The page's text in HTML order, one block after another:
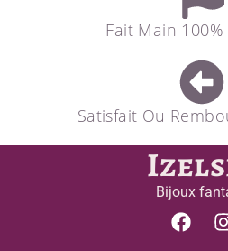
Fait Main
Satisfait Ou
Bijoux